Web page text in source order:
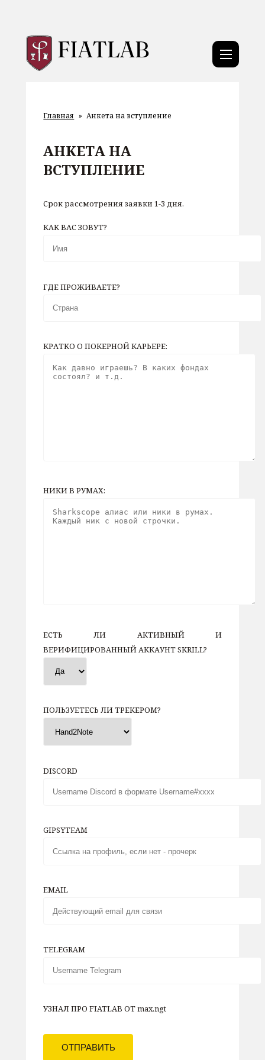
Главная » Анкета на вступление
АНКЕТА НА
ВСТУПЛЕНИЕ
Срок рассмотрения заявки 1-3 дня.
КАК ВАС ЗОВУТ?
ГДЕ ПРОЖИВАЕТЕ?
КРАТКО О ПОКЕРНОЙ КАРЬЕРЕ:
НИКИ В РУМАХ:
ЕСТЬ ЛИ АКТИВНЫЙ И
ВЕРИФИЦИРОВАННЫЙ АККАУНТ SKRILL?
ПОЛЬЗУЕТЕСЬ ЛИ ТРЕКЕРОМ?
DISCORD
GIPSYTEAM
EMAIL
TELEGRAM
УЗНАЛ ПРО FIATLAB ОТ max.ngt